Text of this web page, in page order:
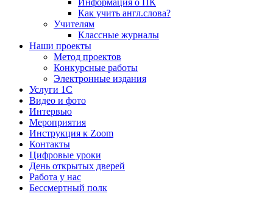
Как учить англ.слова?
Учителям
Классные журналы
Наши проекты
Метод проектов
Конкурсные работы
Электронные издания
Услуги 1C
Видео и фото
Интервью
Мероприятия
Инструкция к Zoom
Контакты
Цифровые уроки
День открытых дверей
Работа у нас
Бессмертный полк